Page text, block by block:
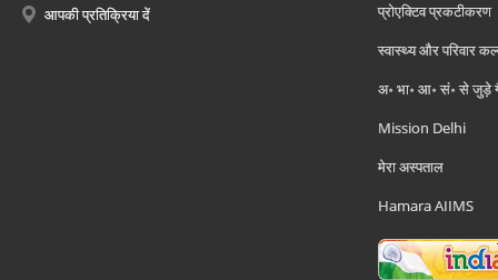
आपकी प्रतिक्रिया दें
प्रोएक्टिव प्रकटीकरण
स्वास्थ्य और परिवार
अ॰ भा॰ आ॰ सं॰ से जुड़े
Mission Delhi
मेरा अस्पताल
Hamara AIIMS